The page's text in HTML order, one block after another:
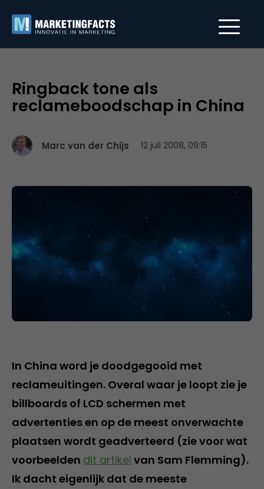
Ringback tone als
reclameboodschap in China
Marc van der Chijs 12 juli 2008, 09:15
In China word je doodgegooid met
reclameuitingen. Overal waar je loopt zie je
billboards of LCD schermen met
advertenties en op de meest onverwachte
plaatsen wordt geadverteerd (zie voor wat
voorbeelden dit artikel van Sam Flemming).
Ik dacht eigenlijk dat de meeste